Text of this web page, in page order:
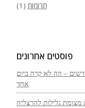
תרומות (1)
פוסטים אחרונים
– וזה לא קרה ביום
אחד
מצומת גלילות להרצליה